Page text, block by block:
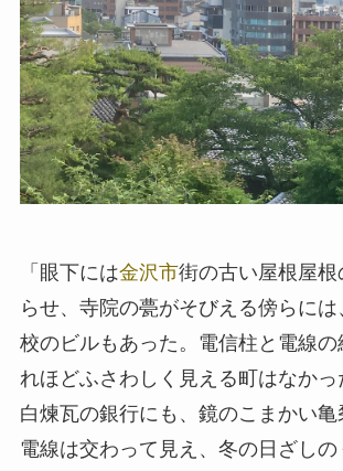
「眼下には金沢市街の古い屋根屋
らせ、寺院の甍がそびえる傍らに
校のビルもあった。電信柱と電線の
れほどふさわしく見える町はなか
白煉瓦の銀行にも、鏡のこまかい亀
電線は交わって見え、冬の日ざし